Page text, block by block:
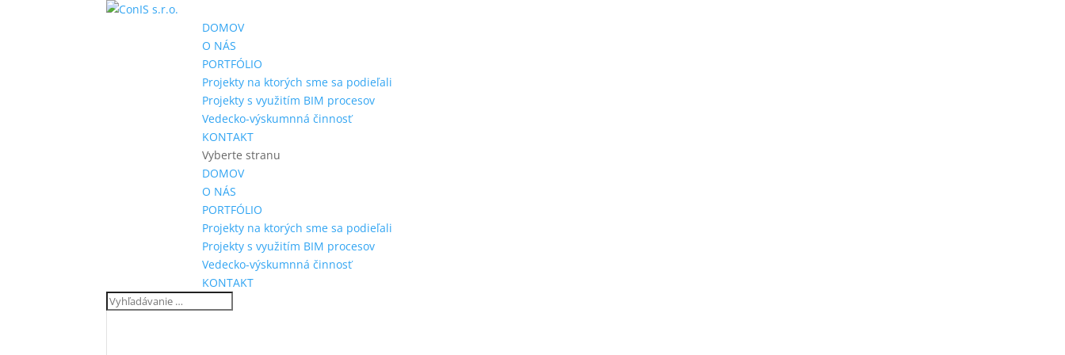
DOMOV
O NÁS
PORTFÓLIO
Projekty na ktorých sme sa podieľali
Projekty s využitím BIM procesov
Vedecko-výskumnná činnosť
KONTAKT
Vyberte stranu
DOMOV
O NÁS
PORTFÓLIO
Projekty na ktorých sme sa podieľali
Projekty s využitím BIM procesov
Vedecko-výskumnná činnosť
KONTAKT